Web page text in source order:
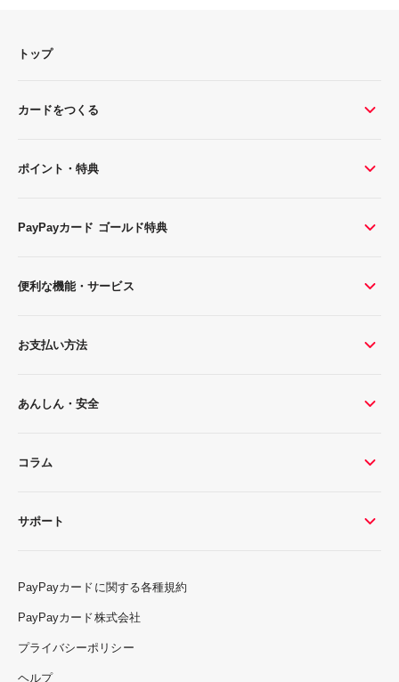
トップ
カードをつくる
ポイント・特典
PayPayカード ゴールド特典
便利な機能・サービス
お支払い方法
あんしん・安全
コラム
サポート
PayPayカードに関する各種規約
PayPayカード株式会社
プライバシーポリシー
ヘルプ